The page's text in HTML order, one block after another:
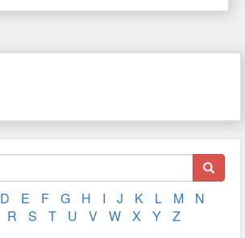
D E F G H I J K L M
N
R S T U V W X Y Z